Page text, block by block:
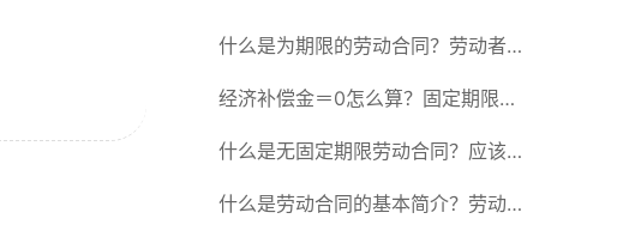
什么是为期限的劳动合同？劳动者解
除合同的15种情形
经济补偿金＝0怎么算？固定期限劳
动合同又称什么？
什么是无固定期限劳动合同？应该怎
么解除或终止劳动合同？
什么是劳动合同的基本简介？劳动合